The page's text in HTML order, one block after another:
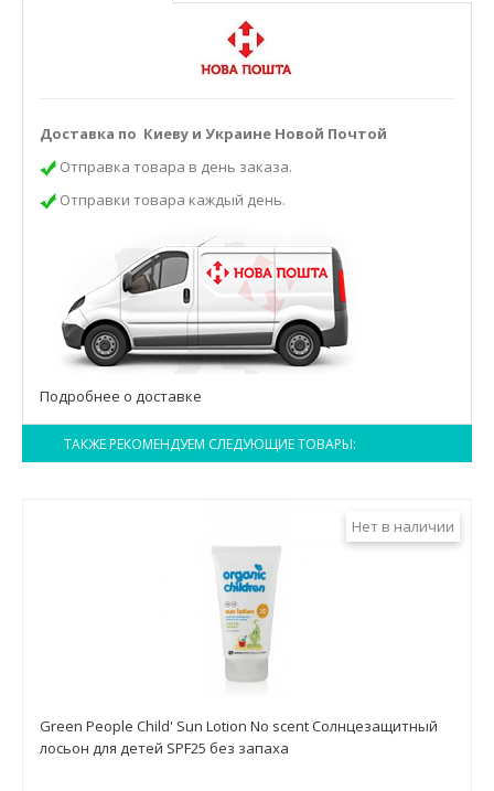
Доставка по Киеву и Украине Новой Почтой
Отправка товара в день заказа.
Отправки товара каждый день.
Подробнее о доставке
ТАКЖЕ РЕКОМЕНДУЕМ СЛЕДУЮЩИЕ ТОВАРЫ:
Нет в наличии
Green People Child' Sun Lotion No scent Солнцезащитный
лосьон для детей SPF25 без запаха